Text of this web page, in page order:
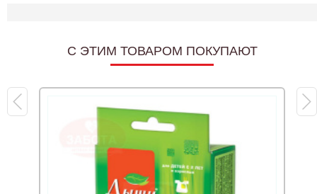
C ЭТИМ ТОВАРОМ ПОКУПАЮТ